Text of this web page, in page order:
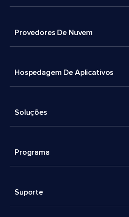
Provedores De Nuvem
Hospedagem De Aplicativos
Soluções
Programa
Suporte